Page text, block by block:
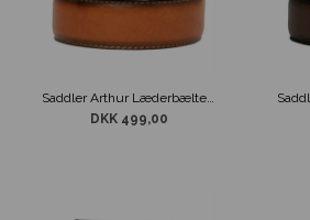
Saddler Arthur Læderbælte Brun
DKK 499,00